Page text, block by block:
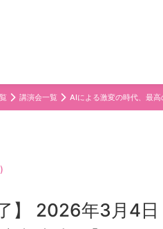
講演会一覧 AIによる激変の時代、最高
了】 2026年3月4